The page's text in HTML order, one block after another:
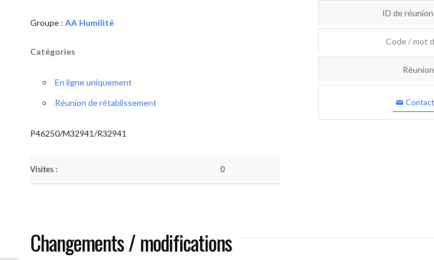
Groupe : AA Humilité
Catégories
En ligne uniquement
Réunion de rétablissement
P46250/M32941/R32941
Visites : 0
ID de réunion
Code / mot
Changements / modifications